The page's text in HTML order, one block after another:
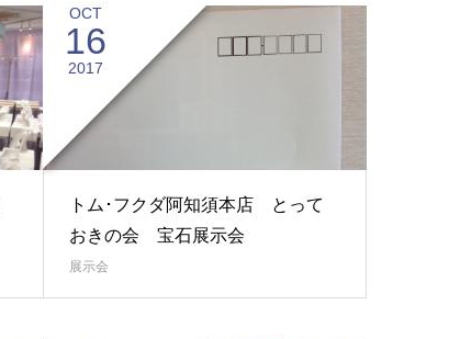
OCT
16
2017
トム･フクダ阿知須本店 とって
おきの会 宝石展示会
展示会